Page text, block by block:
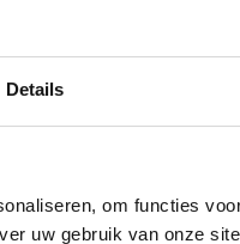
Details
om functies
uw gebruik van onze
06 4699 3483
06 5025 8812